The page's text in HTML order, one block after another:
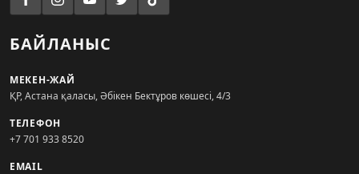
БАЙЛАНЫС
МЕКЕН-ЖАЙ
ҚР, Астана қаласы, Әбікен Бектұров көшесі, 4/3
ТЕЛЕФОН
+7 701 933 8520
EMAIL